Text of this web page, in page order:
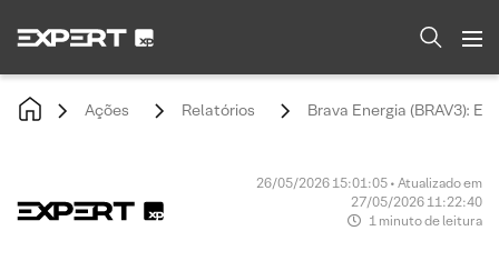
Ações Relatórios Brava Energia (BRAV3):
26/05/2026 15:01:05 • Atualizado em
27/05/2026 11:22:40
1 minuto de leitura